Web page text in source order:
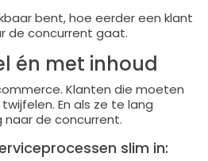
bent, hoe eerder een klant
de concurrent gaat.
én met inhoud
Klanten die moeten
En als ze te lang
naar de concurrent.
slim in: